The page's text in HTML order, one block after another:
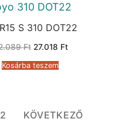
310 DOT22
S 310 DOT22
Ft Original
was:
62.089 Ft.
27.018 FtCurrent
Kosárba teszem
2 KÖVETKEZŐ